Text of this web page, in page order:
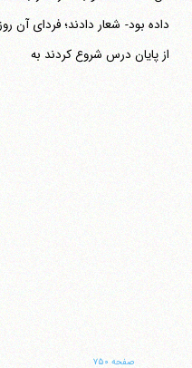
داده بود- شعار دادند؛ فردای
از پایان درس شروع کردند به
صفحه ۷۵۰